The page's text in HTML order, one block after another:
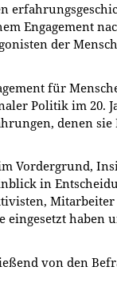
Engagement
der
für
Politik im
denen
Vordergrund,
in
haben
von den